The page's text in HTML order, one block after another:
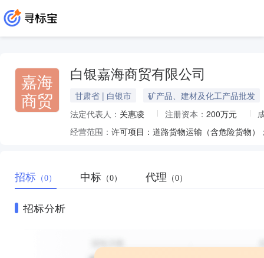
嘉海
商贸
白银嘉海商贸有限公司
甘肃省 | 白银市
矿产品、建材及化工产品批发
法定代表人： 关惠凌 注册资本： 200万元
经营范围：
招标 （0） 中标 （0） 代理 （0）
招标分析